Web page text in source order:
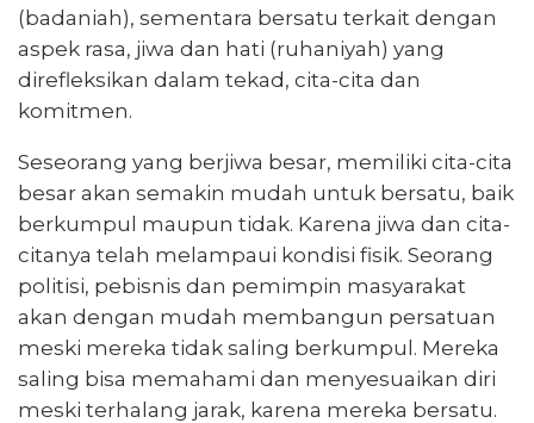
(badaniah), sementara bersatu terkait dengan
aspek rasa, jiwa dan hati (ruhaniyah) yang
direfleksikan dalam tekad, cita-cita dan
komitmen.
Seseorang yang berjiwa besar, memiliki cita-cita
besar akan semakin mudah untuk bersatu, baik
berkumpul maupun tidak. Karena jiwa dan cita-
citanya telah melampaui kondisi fisik. Seorang
politisi, pebisnis dan pemimpin masyarakat
akan dengan mudah membangun persatuan
meski mereka tidak saling berkumpul. Mereka
saling bisa memahami dan menyesuaikan diri
meski terhalang jarak, karena mereka bersatu.